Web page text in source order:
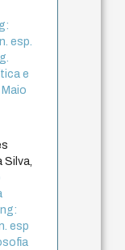
esp.
e
Silva,
esp